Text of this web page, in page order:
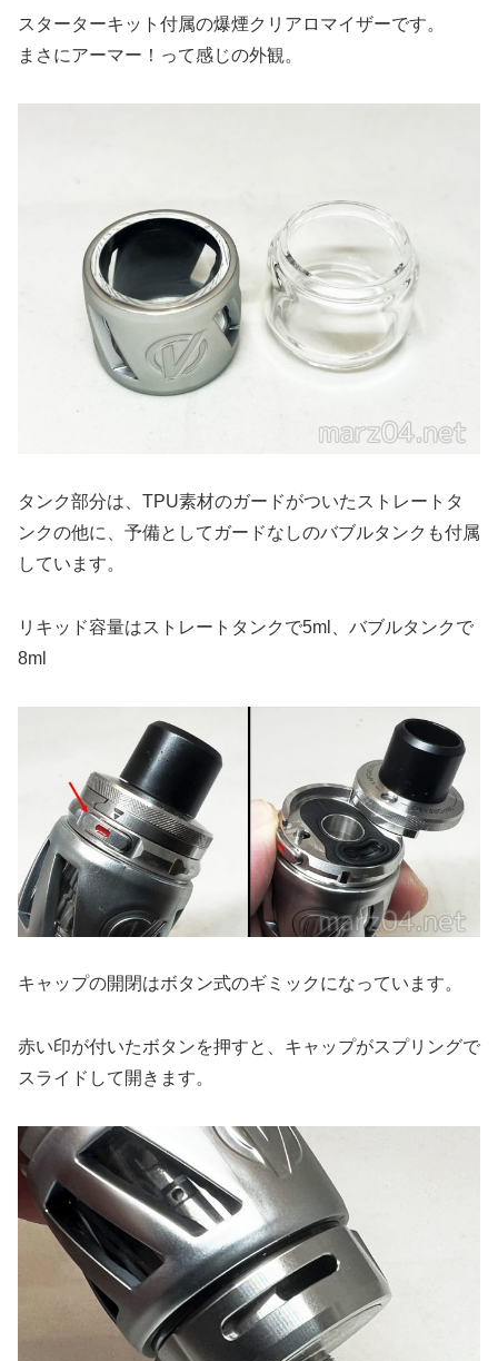
スターターキット付属の爆煙クリアロマイザーです。
まさにアーマー！って感じの外観。
タンク部分は、TPU素材のガードがついたストレートタ
ンクの他に、予備としてガードなしのバブルタンクも付属
しています。
リキッド容量はストレートタンクで5ml、バブルタンクで
8ml
キャップの開閉はボタン式のギミックになっています。
赤い印が付いたボタンを押すと、キャップがスプリングで
スライドして開きます。